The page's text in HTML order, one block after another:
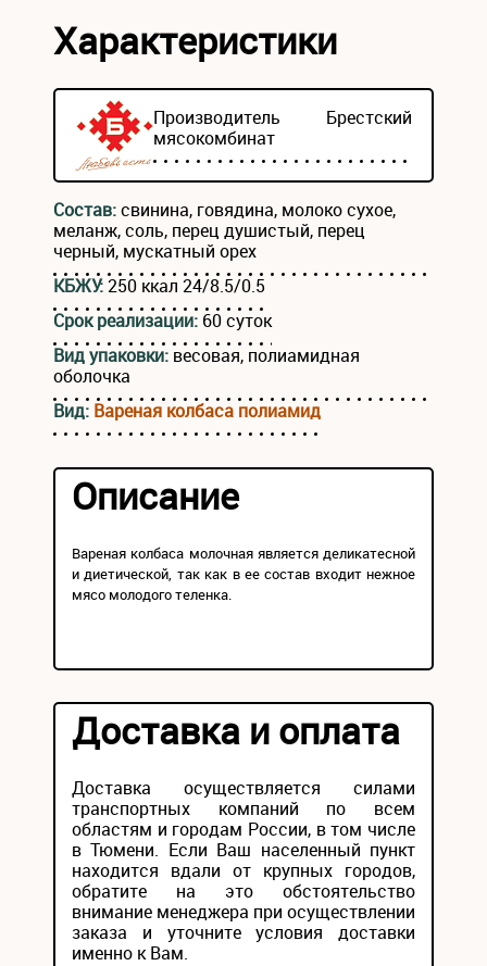
Характеристики
Производитель Брестский
мясокомбинат
Состав:свинина, говядина, молоко сухое,
меланж, соль, перец душистый, перец
черный, мускатный орех
КБЖУ:250 ккал 24/8.5/0.5
Срок реализации: 60 суток
Вид упаковки: весовая, полиамидная
оболочка
Вид: Вареная колбаса полиамид
Описание
Вареная колбаса молочная является деликатесной
и диетической, так как в ее состав входит нежное
мясо молодого теленка.
Доставка и оплата
Доставка осуществляется силами
транспортных компаний по всем
областям и городам России, в том числе
в Тюмени. Если Ваш населенный пункт
находится вдали от крупных городов,
обратите на это обстоятельство
внимание менеджера при осуществлении
заказа и уточните условия доставки
именно к Вам.